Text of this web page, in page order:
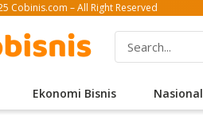
Cobinis.com – All Right Reserved
Ekonomi Bisnis Nasional